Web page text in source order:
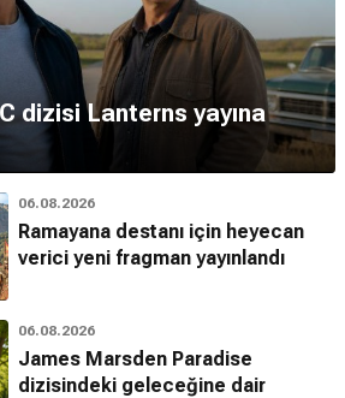
dizisi Lanterns yayına
06.08.2026
Ramayana destanı için heyecan
verici yeni fragman yayınlandı
06.08.2026
James Marsden Paradise
dizisindeki geleceğine dair